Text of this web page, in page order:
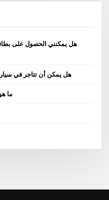
هل يمكنني الحصول على
هل يمكن أن تتاجر في
ما